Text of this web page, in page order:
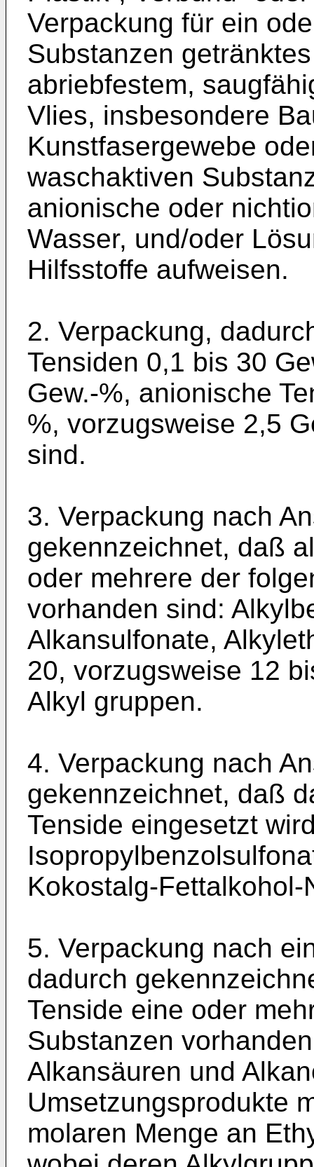
Verpackung für ein
Substanzen
abriebfestem,
Vlies, insbesondere
Kunstfasergewebe
waschaktiven
anionische oder
Wasser, und/oder
Hilfsstoffe aufweisen.
2. Verpackung,
Tensiden 0,1 bis 30
Gew.-%, anionische
%, vorzugsweise 2,5
sind.
3. Verpackung nach
gekennzeichnet, daß
oder mehrere der
vorhanden sind:
Alkansulfonate,
20, vorzugsweise 12
Alkyl gruppen.
4. Verpackung nach
gekennzeichnet, daß
Tenside eingesetzt
Kokostalg-Fettalkohol-
5. Verpackung nach
dadurch
Tenside eine oder
Substanzen
Alkansäuren und
Umsetzungsprodukte
molaren Menge an